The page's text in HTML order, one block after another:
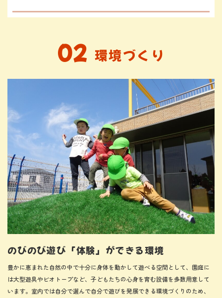
02 環境づくり
のびのび遊び「体験」ができる環境
豊かに恵まれた自然の中で十分に身体を動かして遊べる空間として、園庭に
は大型遊具やビオトープなど、子どもたちの心身を育む設備を多数用意して
います。室内では自分で選んで自分で遊びを発展できる環境づくりのため、